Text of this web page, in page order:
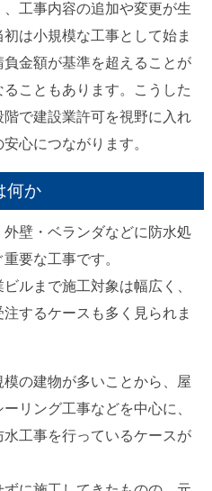
工事内容の追加や変更が生
は小規模な工事として始ま
金額が基準を超えることが
こともあります。こうした
で建設業許可を視野に入れ
心につながります。
何か
壁・ベランダなどに防水処
要な工事です。
ルまで施工対象は幅広く、
するケースも多く見られま
の建物が多いことから、屋
リング工事などを中心に、
工事を行っているケースが